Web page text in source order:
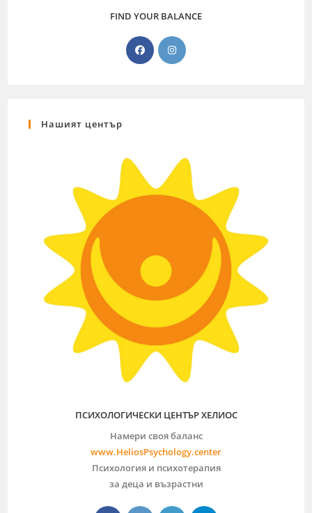
FIND YOUR BALANCE
Нашият център
ПСИХОЛОГИЧЕСКИ ЦЕНТЪР ХЕЛИОС
Намери своя баланс
www.HeliosPsychology.center
Психология и психотерапия
за деца и възрастни